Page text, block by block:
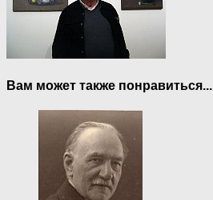
Вам может также понравиться...